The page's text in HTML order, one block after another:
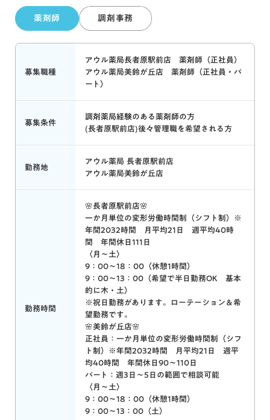
薬剤師 調剤事務
募集職種
アウル薬局長者原駅前店 薬剤師（正社員）
アウル薬局美鈴が丘店 薬剤師（正社員・パ
ート）
募集条件 調剤薬局経験のある薬剤師の方
(長者原駅前店)後々管理職を希望される方
勤務地 アウル薬局 長者原駅前店
アウル薬局美鈴が丘店
勤務時間
🌸長者原駅前店🌸
一か月単位の変形労働時間制（シフト制）※
年間2032時間 月平均21日 週平均40時
間 年間休日111日
〈月～土〉
9：00～18：00（休憩1時間）
9：00～13：00（希望で半日勤務OK 基本
的に木・土）
※祝日勤務があります。ローテーション＆希
望勤務です。
🌸美鈴が丘店🌸
正社員：一か月単位の変形労働時間制（シフ
ト制）※年間2032時間 月平均21日 週平
均40時間 年間休日90～110日
パート：週3日～5日の範囲で相談可能
〈月～土〉
9：00～18：00（休憩1時間）
9：00～13：00（土）